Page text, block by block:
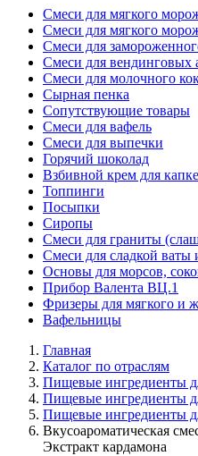
Смеси для мягкого
Смеси для мягкого
Смеси для
Смеси для вендинговых
Смеси для молочного
Сырная пенка
Сопутствующие товары
Смеси для вафель
Смеси для выпечки
Горячий шоколад
Взбивной крем для
Топпинги
Посыпки
Сиропы
Смеси для граниты
Смеси для сладкой ваты
Основы для морсов,
Прибор Валента ВЦ.1
Фризеры для мягкого и
Вафельницы
Главная
Каталог по отраслям
Пищевые ингредиенты
Пищевые ингредиенты
Пищевые ингредиенты
Вкусоароматическая
Экстракт кардамона